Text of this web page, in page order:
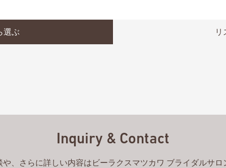
選ぶ リ
Inquiry & Contact
や、さらに詳しい内容はビーラクスマツカワ ブライダルサロ